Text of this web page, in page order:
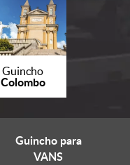
Guincho
Colombo
Guincho para
VANS